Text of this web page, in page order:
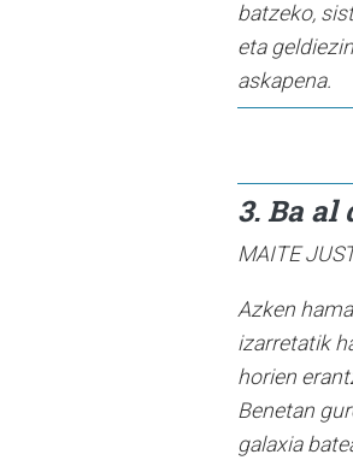
batzeko,
eta
askapena.
3. Ba al
MAITE
Azken
izarretatik
horien
Benetan
galaxia